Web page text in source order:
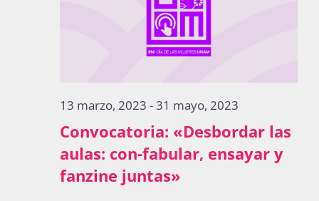
Recursos
Súmate
Publicaciones
Convocatoria: «Desbordar las
aulas: con-fabular, ensayar y
fanzine juntas»
13 marzo, 2023 -31 mayo, 2023